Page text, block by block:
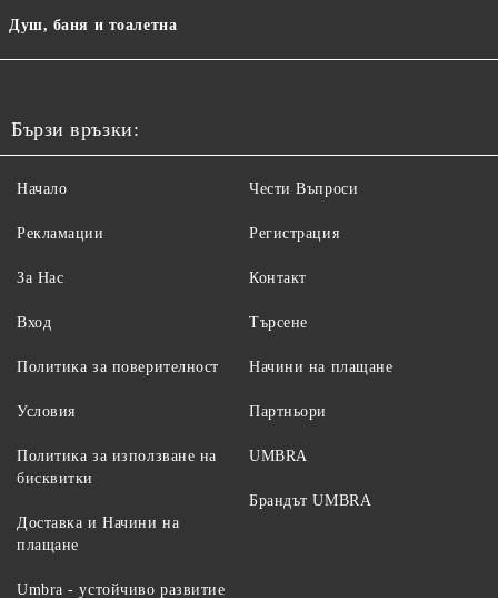
Душ, баня и тоалетна
Бързи връзки:
Начало
Рекламации
За Нас
Вход
Чести Въпроси
Регистрация
Контакт
Търсене
Политика за поверителност
Условия
Политика за използване на
бисквитки
Доставка и Начини на
плащане
Начини на плащане
Партньори
UMBRA
Брандът UMBRA
Umbra - устойчиво развитие